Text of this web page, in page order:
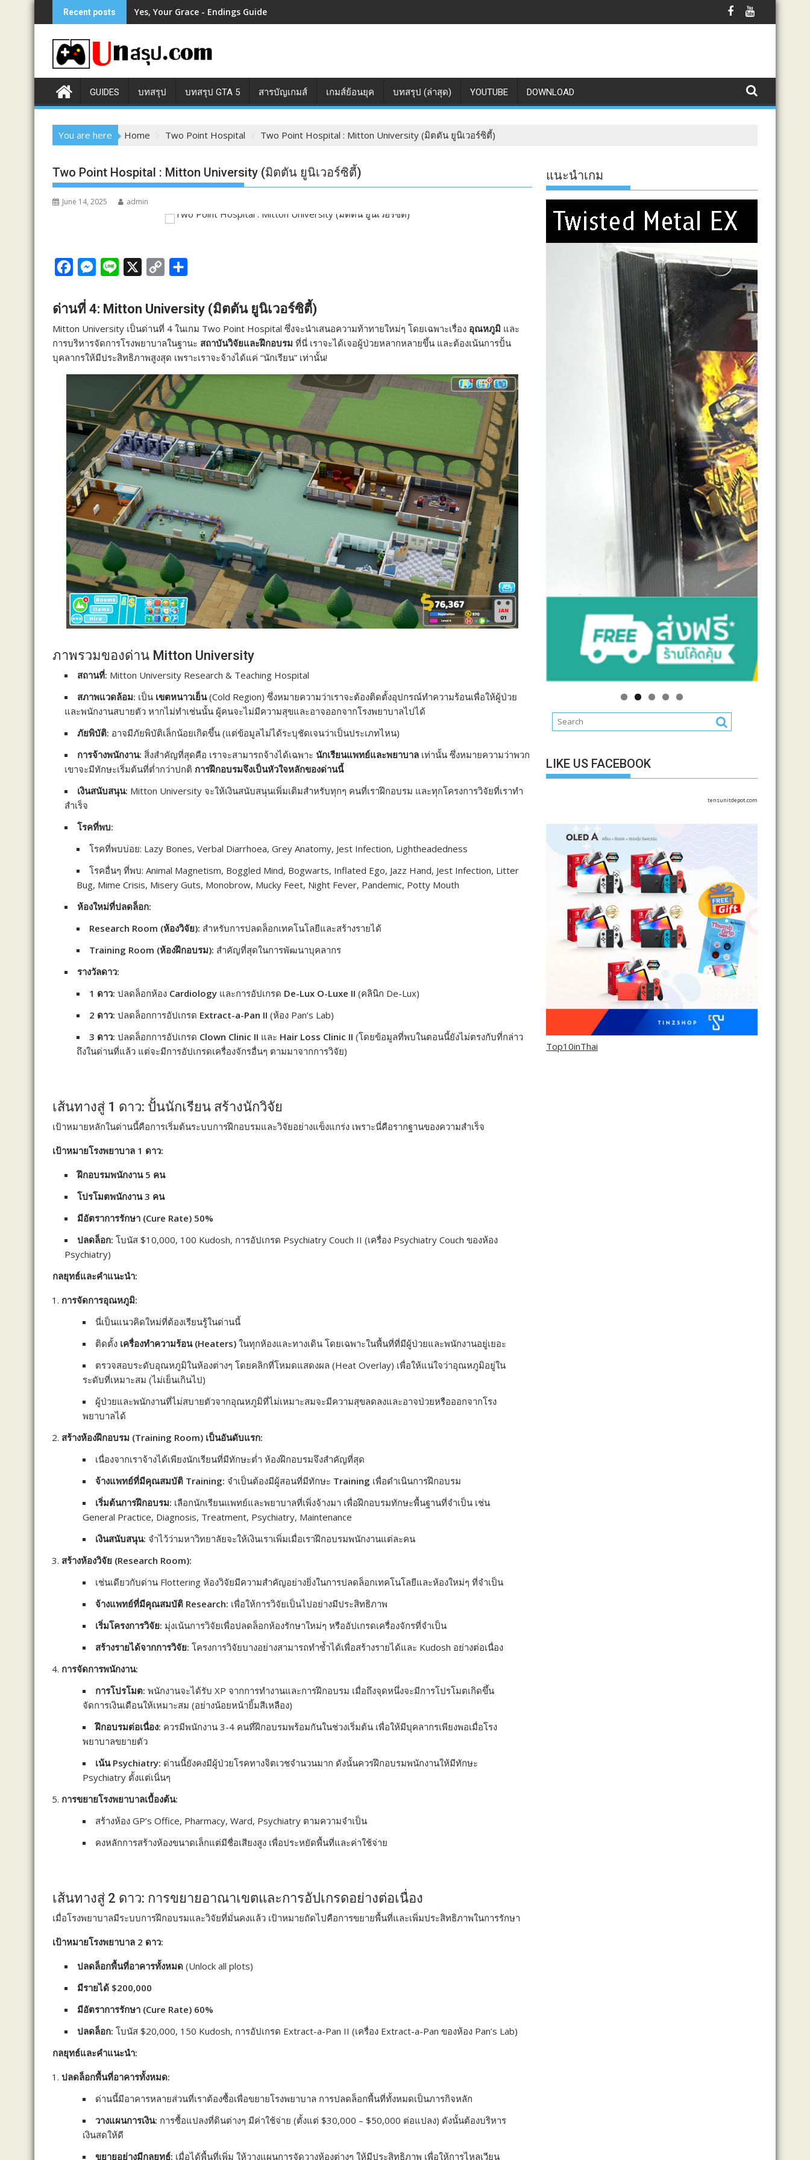
to
Recent posts Yes, Your Grace - Endings Guide
GUIDES บทสรุป บทสรุป GTA 5 สารบัญเกมส์ เกมส์ย้อนยุค บทสรุป (ล่าสุด) YOUTUBE DOWNLOAD
You are here Home Two Point Hospital Two Point Hospital : Mitton University (มิตตัน ยูนิเวอร์ซิตี้)
Two Point Hospital : Mitton University (มิตตัน ยูนิเวอร์ซิตี้)
June 14, 2025 admin
c
b
o
o
M
s
e
n
g
r
n
p
L
i
n
k
a
e
ด่านที่ 4: Mitton University (มิตตัน ยูนิเวอร์ซิตี้)
Mitton University เป็นด่านที่ 4 ในเกม Two Point Hospital ซึ่งจะนำเสนอความท้าทายใหม่ๆ โดยเฉพาะเรื่อง อุณหภูมิ และ
การบริหารจัดการโรงพยาบาลในฐานะ สถาบันวิจัยและฝึกอบรม ที่นี่ เราจะได้เจอผู้ป่วยหลากหลายขึ้น และต้องเน้นการปั้น
บุคลากรให้มีประสิทธิภาพสูงสุด เพราะเราจะจ้างได้แค่ “นักเรียน” เท่านั้น!
ภาพรวมของด่าน Mitton University
สถานที่: Mitton University Research & Teaching Hospital
สภาพแวดล้อม: เป็น เขตหนาวเย็น(Cold Region) ซึ่งหมายความว่าเราจะต้องติดตั้งอุปกรณ์ทำความร้อนเพื่อให้ผู้ป่วย
และพนักงานสบายตัว หากไม่ทำเช่นนั้น ผู้คนจะไม่มีความสุขและอาจออกจากโรงพยาบาลไปได้
ภัยพิบัติ: อาจมีภัยพิบัติเล็กน้อยเกิดขึ้น (แต่ข้อมูลไม่ได้ระบุชัดเจนว่าเป็นประเภทไหน)
การจ้างพนักงาน: สิ่งสำคัญที่สุดคือ เราจะสามารถจ้างได้เฉพาะ นักเรียนแพทย์และพยาบาล เท่านั้น ซึ่งหมายความว่าพวก
เขาจะมีทักษะเริ่มต้นที่ต่ำกว่าปกติ การฝึกอบรมจึงเป็นหัวใจหลักของด่านนี้
เงินสนับสนุน: Mitton University จะให้เงินสนับสนุนเพิ่มเติมสำหรับทุกๆ คนที่เราฝึกอบรม และทุกโครงการวิจัยที่เราทำ
สำเร็จ
โรคที่พบ:
โรคที่พบบ่อย: Lazy Bones, Verbal Diarrhoea, Grey Anatomy, Jest Infection, Lightheadedness
โรคอื่นๆ ที่พบ: Animal Magnetism, Boggled Mind, Bogwarts, Inflated Ego, Jazz Hand, Jest Infection, Litter
Bug, Mime Crisis, Misery Guts, Monobrow, Mucky Feet, Night Fever, Pandemic, Potty Mouth
ห้องใหม่ที่ปลดล็อก:
Research Room (ห้องวิจัย): สำหรับการปลดล็อกเทคโนโลยีและสร้างรายได้
Training Room (ห้องฝึกอบรม): สำคัญที่สุดในการพัฒนาบุคลากร
รางวัลดาว:
1 ดาว: ปลดล็อกห้อง Cardiology และการอัปเกรด De-Lux O-Luxe II (คลินิก De-Lux)
2 ดาว: ปลดล็อกการอัปเกรด Extract-a-Pan II (ห้อง Pan’s Lab)
3 ดาว: ปลดล็อกการอัปเกรด Clown Clinic II และ Hair Loss Clinic II (โดยข้อมูลที่พบในตอนนี้ยังไม่ตรงกับที่กล่าว
ถึงในด่านที่แล้ว แต่จะมีการอัปเกรดเครื่องจักรอื่นๆ ตามมาจากการวิจัย)
เส้นทางสู่ 1 ดาว: ปั้นนักเรียน สร้างนักวิจัย
เป้าหมายหลักในด่านนี้คือการเริ่มต้นระบบการฝึกอบรมและวิจัยอย่างแข็งแกร่ง เพราะนี่คือรากฐานของความสำเร็จ
เป้าหมายโรงพยาบาล 1 ดาว:
ฝึกอบรมพนักงาน 5 คน
โปรโมตพนักงาน 3 คน
มีอัตราการรักษา (Cure Rate) 50%
ปลดล็อก: โบนัส $10,000, 100 Kudosh, การอัปเกรด Psychiatry Couch II (เครื่อง Psychiatry Couch ของห้อง
Psychiatry)
กลยุทธ์และคำแนะนำ:
การจัดการอุณหภูมิ:
นี่เป็นแนวคิดใหม่ที่ต้องเรียนรู้ในด่านนี้
ติดตั้ง เครื่องทำความร้อน (Heaters) ในทุกห้องและทางเดิน โดยเฉพาะในพื้นที่ที่มีผู้ป่วยและพนักงานอยู่เยอะ
ตรวจสอบระดับอุณหภูมิในห้องต่างๆ โดยคลิกที่โหมดแสดงผล (Heat Overlay) เพื่อให้แน่ใจว่าอุณหภูมิอยู่ใน
ระดับที่เหมาะสม (ไม่เย็นเกินไป)
ผู้ป่วยและพนักงานที่ไม่สบายตัวจากอุณหภูมิที่ไม่เหมาะสมจะมีความสุขลดลงและอาจป่วยหรือออกจากโรง
พยาบาลได้
สร้างห้องฝึกอบรม (Training Room) เป็นอันดับแรก:
เนื่องจากเราจ้างได้เพียงนักเรียนที่มีทักษะต่ำ ห้องฝึกอบรมจึงสำคัญที่สุด
จ้างแพทย์ที่มีคุณสมบัติ Training: จำเป็นต้องมีผู้สอนที่มีทักษะ Training เพื่อดำเนินการฝึกอบรม
เริ่มต้นการฝึกอบรม: เลือกนักเรียนแพทย์และพยาบาลที่เพิ่งจ้างมา เพื่อฝึกอบรมทักษะพื้นฐานที่จำเป็น เช่น
General Practice, Diagnosis, Treatment, Psychiatry, Maintenance
เงินสนับสนุน: จำไว้ว่ามหาวิทยาลัยจะให้เงินเราเพิ่มเมื่อเราฝึกอบรมพนักงานแต่ละคน
สร้างห้องวิจัย (Research Room):
เช่นเดียวกับด่าน Flottering ห้องวิจัยมีความสำคัญอย่างยิ่งในการปลดล็อกเทคโนโลยีและห้องใหม่ๆ ที่จำเป็น
จ้างแพทย์ที่มีคุณสมบัติ Research: เพื่อให้การวิจัยเป็นไปอย่างมีประสิทธิภาพ
เริ่มโครงการวิจัย: มุ่งเน้นการวิจัยเพื่อปลดล็อกห้องรักษาใหม่ๆ หรืออัปเกรดเครื่องจักรที่จำเป็น
สร้างรายได้จากการวิจัย: โครงการวิจัยบางอย่างสามารถทำซ้ำได้เพื่อสร้างรายได้และ Kudosh อย่างต่อเนื่อง
การจัดการพนักงาน:
การโปรโมต: พนักงานจะได้รับ XP จากการทำงานและการฝึกอบรม เมื่อถึงจุดหนึ่งจะมีการโปรโมตเกิดขึ้น
จัดการเงินเดือนให้เหมาะสม (อย่างน้อยหน้ายิ้มสีเหลือง)
ฝึกอบรมต่อเนื่อง: ควรมีพนักงาน 3-4 คนที่ฝึกอบรมพร้อมกันในช่วงเริ่มต้น เพื่อให้มีบุคลากรเพียงพอเมื่อโรง
พยาบาลขยายตัว
เน้น Psychiatry: ด่านนี้ยังคงมีผู้ป่วยโรคทางจิตเวชจำนวนมาก ดังนั้นควรฝึกอบรมพนักงานให้มีทักษะ
Psychiatry ตั้งแต่เนิ่นๆ
การขยายโรงพยาบาลเบื้องต้น:
สร้างห้อง GP’s Office, Pharmacy, Ward, Psychiatry ตามความจำเป็น
คงหลักการสร้างห้องขนาดเล็กแต่มีชื่อเสียงสูง เพื่อประหยัดพื้นที่และค่าใช้จ่าย
เส้นทางสู่ 2 ดาว: การขยายอาณาเขตและการอัปเกรดอย่างต่อเนื่อง
เมื่อโรงพยาบาลมีระบบการฝึกอบรมและวิจัยที่มั่นคงแล้ว เป้าหมายถัดไปคือการขยายพื้นที่และเพิ่มประสิทธิภาพในการรักษา
เป้าหมายโรงพยาบาล 2 ดาว:
ปลดล็อกพื้นที่อาคารทั้งหมด (Unlock all plots)
มีรายได้ $200,000
มีอัตราการรักษา (Cure Rate) 60%
ปลดล็อก: โบนัส $20,000, 150 Kudosh, การอัปเกรด Extract-a-Pan II (เครื่อง Extract-a-Pan ของห้อง Pan’s Lab)
กลยุทธ์และคำแนะนำ:
ปลดล็อกพื้นที่อาคารทั้งหมด:
ด่านนี้มีอาคารหลายส่วนที่เราต้องซื้อเพื่อขยายโรงพยาบาล การปลดล็อกพื้นที่ทั้งหมดเป็นภารกิจหลัก
วางแผนการเงิน: การซื้อแปลงที่ดินต่างๆ มีค่าใช้จ่าย (ตั้งแต่ $30,000 – $50,000 ต่อแปลง) ดังนั้นต้องบริหาร
เงินสดให้ดี
ขยายอย่างมีกลยุทธ์: เมื่อได้พื้นที่เพิ่ม ให้วางแผนการจัดวางห้องต่างๆ ให้มีประสิทธิภาพ เพื่อให้การไหลเวียน
แนะนำเกม
LIKE US FACEBOOK
tensunitdepot.com
Top10inThai